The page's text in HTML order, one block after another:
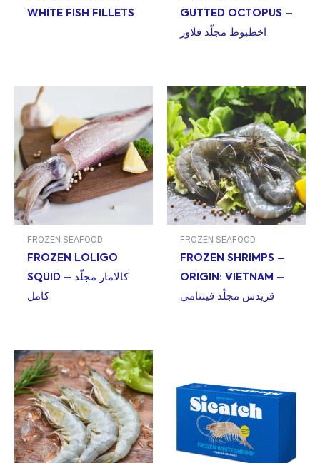
WHITE FISH FILLETS
GUTTED OCTOPUS –
اخطبوط مجلّد فلاور
FROZEN SEAFOOD
FROZEN LOLIGO
SQUID – كالامار مجلّد
كامل
FROZEN SEAFOOD
FROZEN SHRIMPS –
ORIGIN: VIETNAM –
قريدس مجلّد فيتنامي